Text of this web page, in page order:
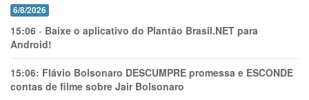
6/8/2026
15:06 - Baixe o aplicativo do Plantão Brasil.NET para
Android!
15:06: Flávio Bolsonaro DESCUMPRE promessa e ESCONDE
contas de filme sobre Jair Bolsonaro